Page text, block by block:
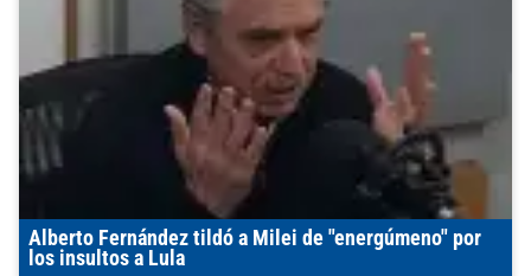
Alberto Fernández tildó a Milei de "energúmeno" por
los insultos a Lula